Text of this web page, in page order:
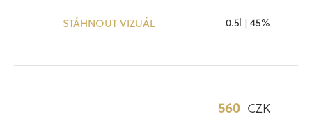
STÁHNOUT VIZUÁL 0.5l 45%
560 CZK